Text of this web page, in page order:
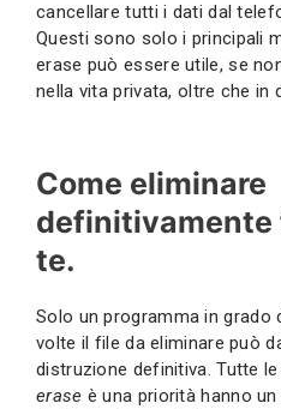
cancellare tutti i dati dal
Questi sono solo i principali
erase può essere utile, se
nella vita privata, oltre che in
Come eliminare
definitivamente
te.
Solo un programma in grado
volte il file da eliminare può
distruzione definitiva. Tutte
erase è una priorità hanno